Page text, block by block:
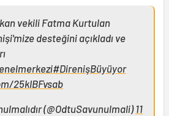
vekili Fatma Kurtulan
desteğini açıkladı ve
#DirenişBüyüyor
25kIBFvsab
(@OdtuSavunulmali)11